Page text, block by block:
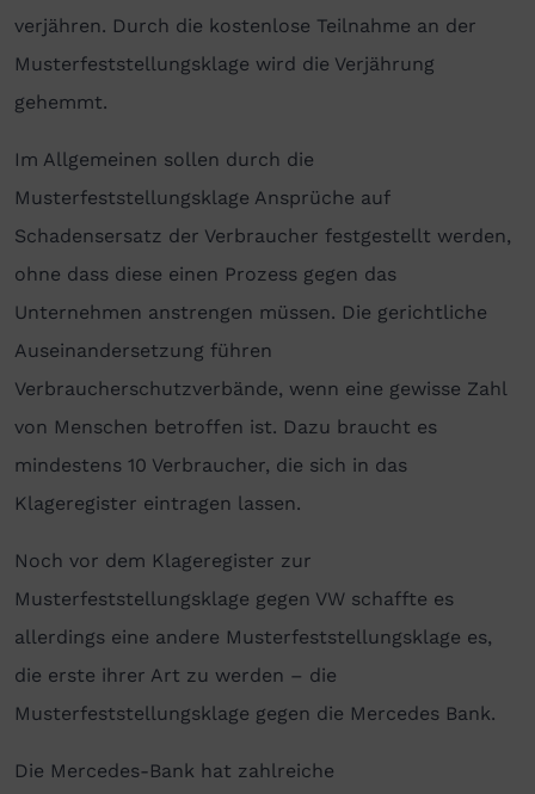
verjähren. Durch die kostenlose Teilnahme an der
Musterfeststellungsklage wird die Verjährung
gehemmt.
Im Allgemeinen sollen durch die
Musterfeststellungsklage Ansprüche auf
Schadensersatz der Verbraucher festgestellt werden,
ohne dass diese einen Prozess gegen das
Unternehmen anstrengen müssen. Die gerichtliche
Auseinandersetzung führen
Verbraucherschutzverbände, wenn eine gewisse Zahl
von Menschen betroffen ist. Dazu braucht es
mindestens 10 Verbraucher, die sich in das
Klageregister eintragen lassen.
Noch vor dem Klageregister zur
Musterfeststellungsklage gegen VW schaffte es
allerdings eine andere Musterfeststellungsklage es,
die erste ihrer Art zu werden – die
Musterfeststellungsklage gegen die Mercedes Bank.
Die Mercedes-Bank hat zahlreiche